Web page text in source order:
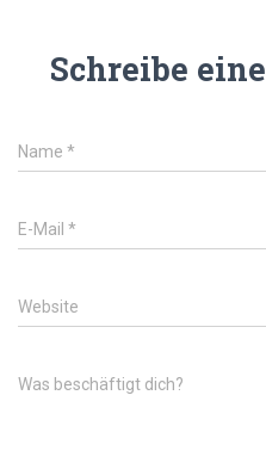
Schreibe
Name *
E-Mail *
Website
Was beschäftigt dich?